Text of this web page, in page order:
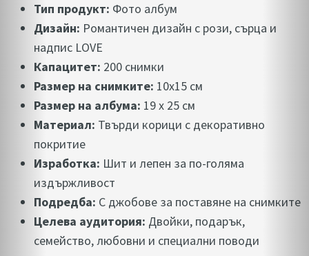
Тип продукт: Фото албум
Дизайн: Романтичен дизайн с рози, сърца и
надпис LOVE
Капацитет: 200 снимки
Размер на снимките: 10x15 см
Размер на албума: 19 х 25 см
Материал: Твърди корици с декоративно
покритие
Изработка: Шит и лепен за по-голяма
издържливост
Подредба: С джобове за поставяне на снимките
Целева аудитория: Двойки, подарък,
семейство, любовни и специални поводи